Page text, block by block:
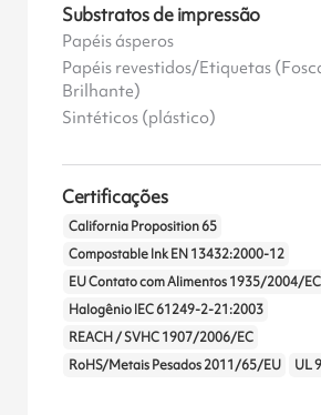
Substratos de impressão
Papéis ásperos
Papéis revestidos/Etiquetas
Brilhante)
Sintéticos (plástico)
Certificações
California Proposition 65
Compostable Ink EN 13432:2000-12
EU Contato com Alimentos 1935/2004/EC
Halogênio IEC 61249-2-21:2003
REACH / SVHC 1907/2006/EC
RoHS/Metais Pesados 2011/65/EU
UL